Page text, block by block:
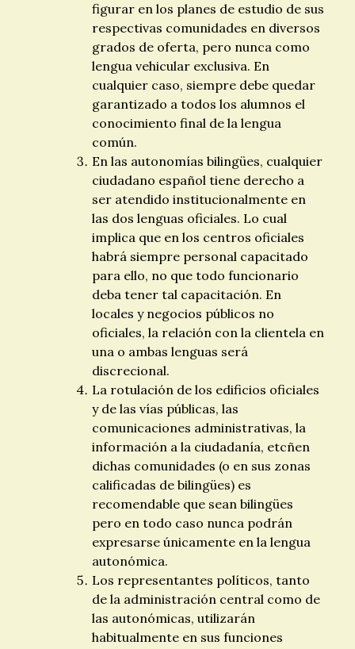
figurar en los planes de estudio de sus
respectivas comunidades en diversos
grados de oferta, pero nunca como
lengua vehicular exclusiva. En
cualquier caso, siempre debe quedar
garantizado a todos los alumnos el
conocimiento final de la lengua
común.
En las autonomías bilingües, cualquier
ciudadano español tiene derecho a
ser atendido institucionalmente en
las dos lenguas oficiales. Lo cual
implica que en los centros oficiales
habrá siempre personal capacitado
para ello, no que todo funcionario
deba tener tal capacitación. En
locales y negocios públicos no
oficiales, la relación con la clientela en
una o ambas lenguas será
discrecional.
La rotulación de los edificios oficiales
y de las vías públicas, las
comunicaciones administrativas, la
información a la ciudadanía, etcñen
dichas comunidades (o en sus zonas
calificadas de bilingües) es
recomendable que sean bilingües
pero en todo caso nunca podrán
expresarse únicamente en la lengua
autonómica.
Los representantes políticos, tanto
de la administración central como de
las autonómicas, utilizarán
habitualmente en sus funciones